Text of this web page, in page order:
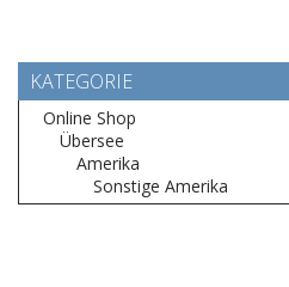
KATEGORIE
Online Shop
Übersee
Amerika
Sonstige Amerika